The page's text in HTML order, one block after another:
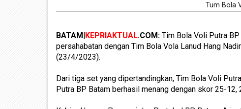
Tum Bola
BATAM|KEPRIAKTUAL.COM: Tim Bola Voli Putra
persahabatan dengan Tim Bola Vola Lanud Hang
(23/4/2023).
Dari tiga set yang dipertandingkan, Tim Bola Voli
Putra BP Batam berhasil menang dengan skor 25-12,